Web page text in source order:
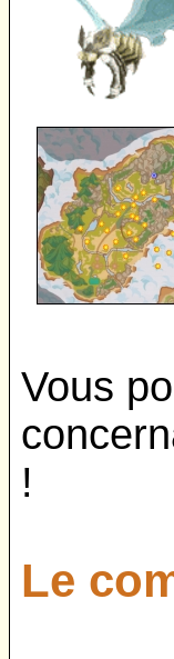
Vous
!
Le